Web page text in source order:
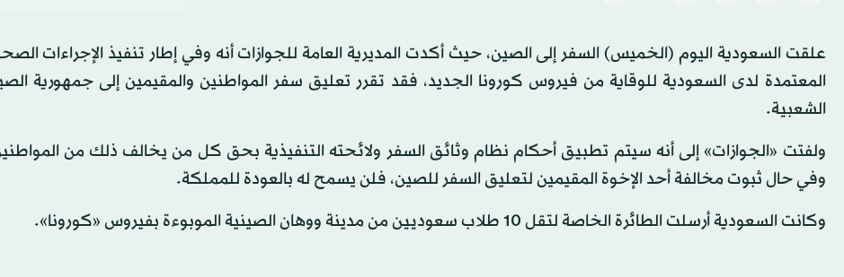
علقت السعودية اليوم (الخميس) السفر إلى الصين، حيث أكدت المديرية العامة للجوازات أنه وفي إطار تنفيذ الإجراءات
المعتمدة لدى السعودية للوقاية من فيروس كورونا الجديد، فقد تقرر تعليق سفر المواطنين والمقيمين إلى جمهورية
الشعبية.
ولفتت «الجوازات» إلى أنه سيتم تطبيق أحكام نظام وثائق السفر ولائحته التنفيذية بحق كل من يخالف ذلك من
وفي حال ثبوت مخالفة أحد الإخوة المقيمين لتعليق السفر للصين، فلن يسمح له بالعودة للمملكة.
وكانت السعودية أرسلت الطائرة الخاصة لتقل 10 طلاب سعوديين من مدينة ووهان الصينية الموبوءة بفيروس «كورونا».